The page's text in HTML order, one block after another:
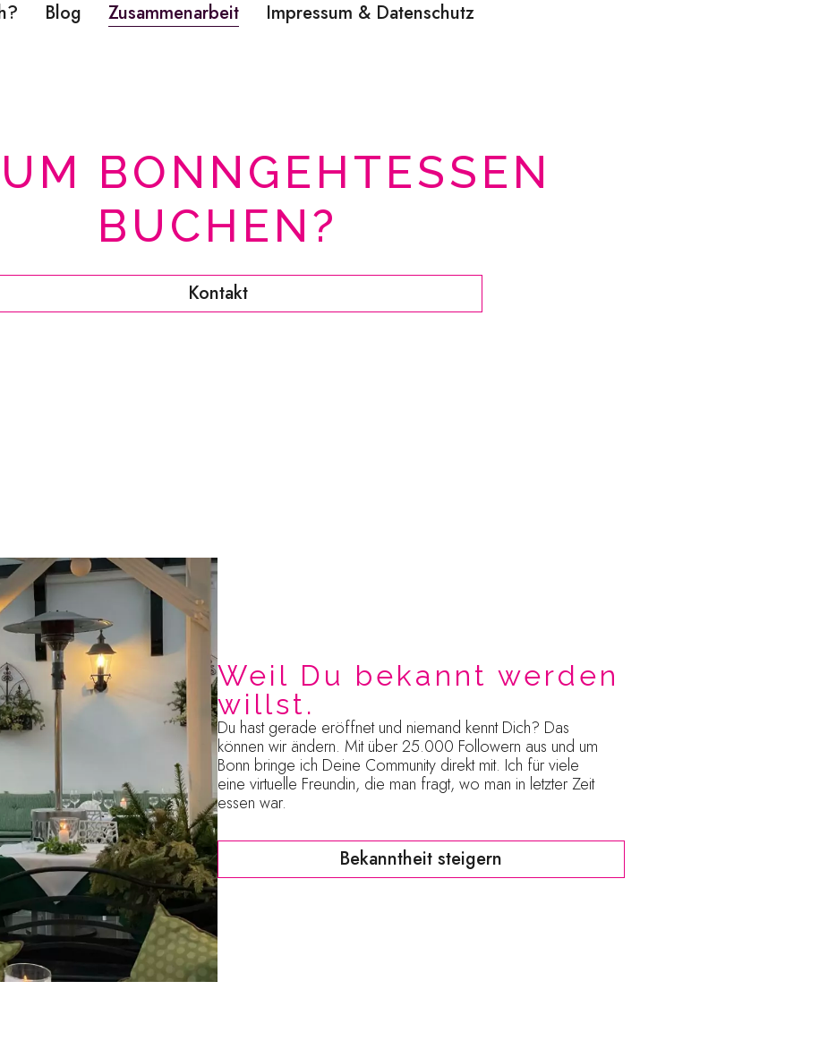
Blog Zusammenarbeit Impressum & Datenschutz
BONNGEHTESSEN
BUCHEN?
Kontakt
Weil Du bekannt werden
willst.
Du hast gerade eröffnet und niemand kennt Dich? Das
können wir ändern. Mit über 25.000 Followern aus und um
Bonn bringe ich Deine Community direkt mit. Ich für viele
eine virtuelle Freundin, die man fragt, wo man in letzter Zeit
essen war.
Bekanntheit steigern